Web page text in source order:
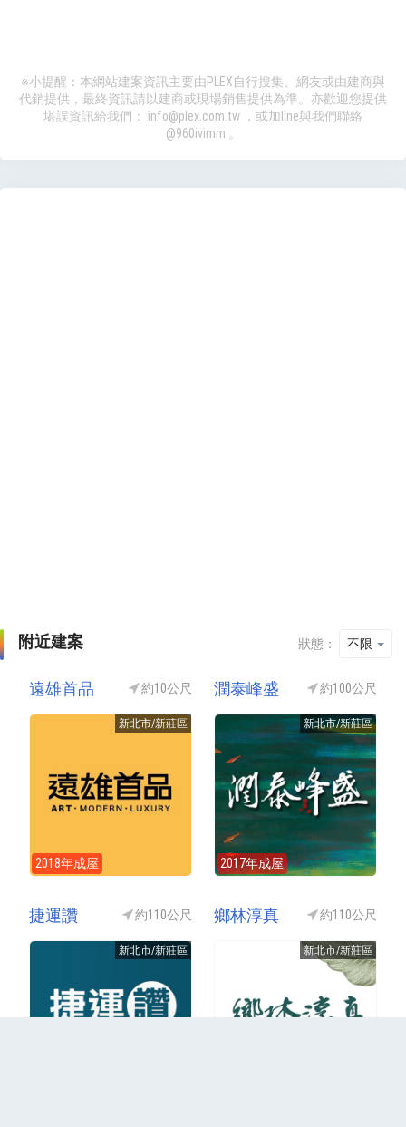
※小提醒：本網站建案資訊主要由PLEX自行搜集、網友或由建商與
代銷提供，最終資訊請以建商或現場銷售提供為準。亦歡迎您提供
堪誤資訊給我們： info@plex.com.tw ，或加line與我們聯絡
@960ivimm 。
附近建案 狀態： 不限
遠雄首品 約10公尺
新北市/新莊區
2018年成屋
潤泰峰盛 約100公尺
新北市/新莊區
2017年成屋
捷運讚 約110公尺
新北市/新莊區
鄉林淳真 約110公尺
新北市/新莊區